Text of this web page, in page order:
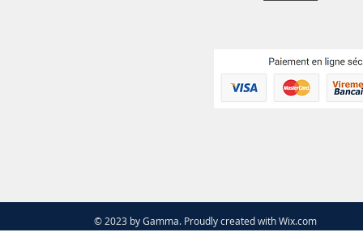
© 2023 by Gamma. Proudly created withWix.com